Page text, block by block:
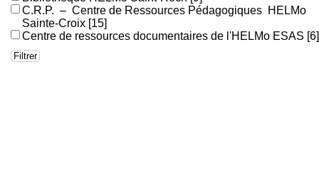
C.R.P. – Centre de Ressources Pédagogiques HELMo
Sainte-Croix [15]
Centre de ressources documentaires de l'HELMo ESAS [6]